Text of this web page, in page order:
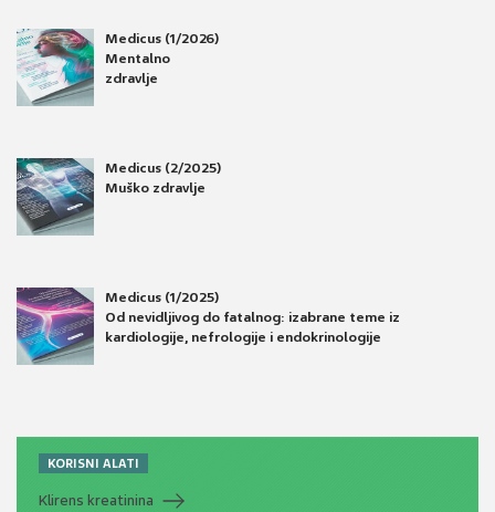
Medicus (1/2026)
Mentalno
zdravlje
Medicus (2/2025)
Muško zdravlje
Medicus (1/2025)
Od nevidljivog do fatalnog: izabrane teme iz
kardiologije, nefrologije i endokrinologije
KORISNI ALATI
Klirens kreatinina